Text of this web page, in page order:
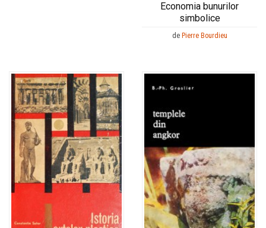
Economia bunurilor
simbolice
de Pierre Bourdieu